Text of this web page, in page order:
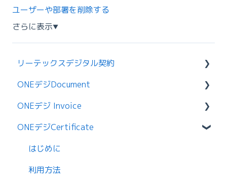
ユーザーや部署を削除する
さらに表示▼
リーテックスデジタル契約
はじめに
利用ガイド
契約する
受信ガイド
契約前の文書を操作する
ONEデジDocument
はじめに
利用方法
ログイン
文書の送信
ONEデジ Invoice
利用方法
請求書の送信・受信
請求書の作成
ONEデジCertificate
はじめに
利用方法